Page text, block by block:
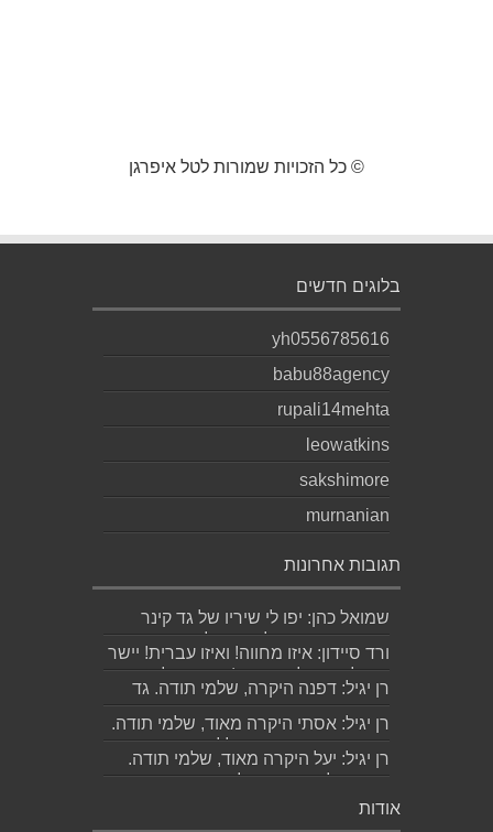
© כל הזכויות שמורות לטל איפרגן
בלוגים חדשים
yh0556785616
babu88agency
rupali14mehta
leowatkins
sakshimore
murnanian
תגובות אחרונות
שמואל כהן: יפו לי שיריו של גד קינר
קיסינגר ואשמח לקחת חלק בערב
ההשקה של...
ורד סיידון: איזו מחווה! ואיזו עברית! יישר
כוח לכותב ולאהובתו :) שבת שלום...
רן יגיל: דפנה היקרה, שלמי תודה. גד
הוא אכן משורר איכותי ביותר. אמסור...
רן יגיל: אסתי היקרה מאוד, שלמי תודה.
ניכר כי השירים דיברו לליבך. אמסו...
רן יגיל: יעל היקרה מאוד, שלמי תודה.
אמסור לגד. שבת שלום. רן...
אודות